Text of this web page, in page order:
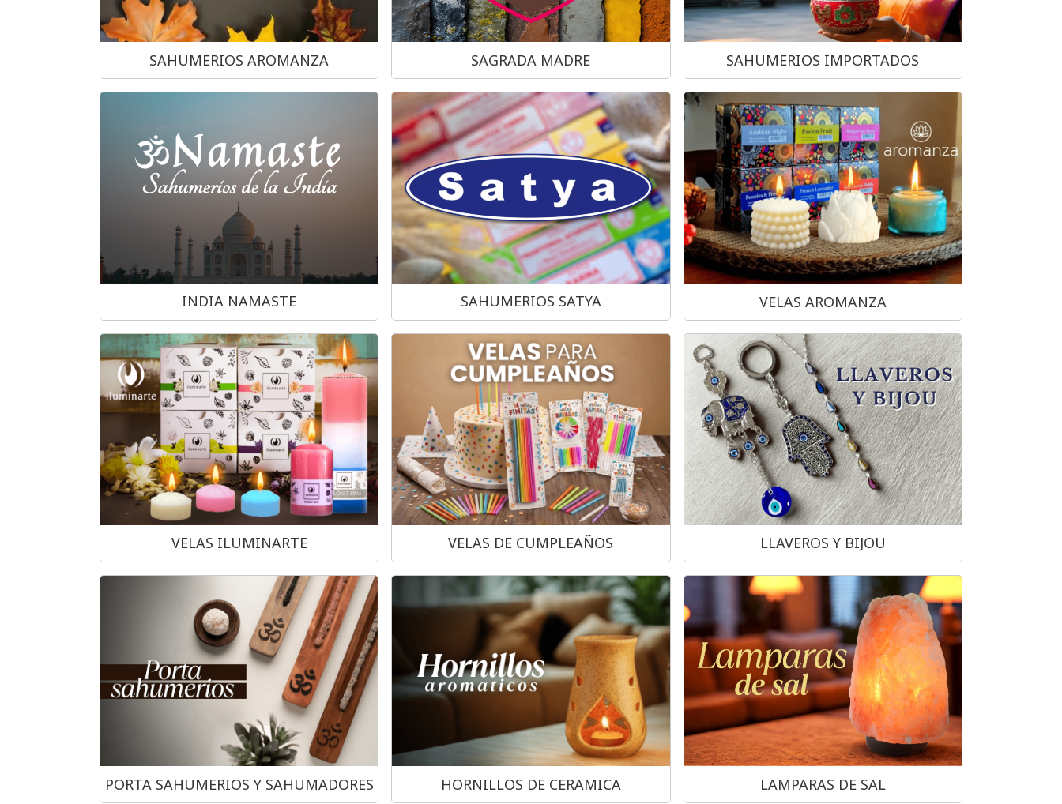
SAHUMERIOS AROMANZA SAGRADA MADRE SAHUMERIOS IMPORTADOS
INDIA NAMASTE SAHUMERIOS SATYA VELAS AROMANZA
VELAS ILUMINARTE VELAS DE CUMPLEAÑOS LLAVEROS Y BIJOU
PORTA SAHUMERIOS Y SAHUMADORES HORNILLOS DE CERAMICA LAMPARAS DE SAL